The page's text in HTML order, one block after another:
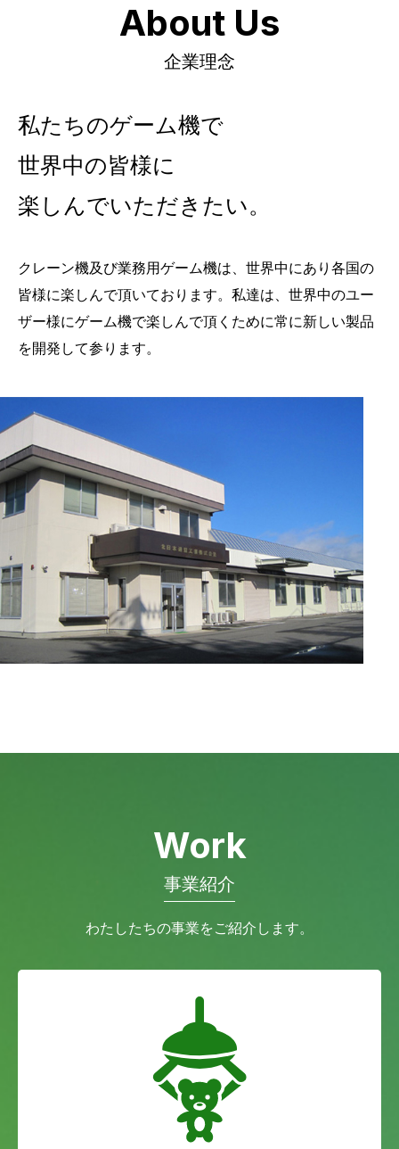
About Us
企業理念
私たちのゲーム機で
世界中の皆様に
楽しんでいただきたい。
クレーン機及び業務用ゲーム機は、世界中にあり各国の
皆様に楽しんで頂いております。私達は、世界中のユー
ザー様にゲーム機で楽しんで頂くために常に新しい製品
を開発して参ります。
Work
事業紹介
わたしたちの事業をご紹介します。